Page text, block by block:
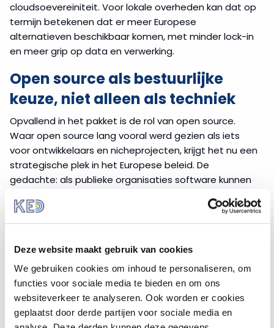
Deze website maakt gebruik van cookies
We gebruiken cookies om inhoud te personaliseren, om
functies voor sociale media te bieden en om ons
websiteverkeer te analyseren. Ook worden er cookies
geplaatst door derde partijen voor sociale media en
cloudsoevereiniteit. Voor lokale overheden kan dat op
termijn betekenen dat er meer Europese
alternatieven beschikbaar komen, met minder lock-in
en meer grip op data en verwerking.
Open source als bestuurlijke
keuze, niet alleen als techniek
Opvallend in het pakket is de rol van open source.
Waar open source lang vooral werd gezien als iets
voor ontwikkelaars en nicheprojecten, krijgt het nu een
strategische plek in het Europese beleid. De
gedachte: als publieke organisaties software kunnen
afhankelijk van gesloten ecosystemen van grote
leveranciers.
Voor decentrale overheden raakt dat direct aan de
praktijk van inkoop en ICT-beheer. De Europese inzet
betekent dat open source nadrukkelijker in
aanbestedingen kan worden meegenomen, en dat
hergebruik tussen overheden wordt gestimuleerd. Dat
vraagt om een andere manier van kijken. Niet alleen